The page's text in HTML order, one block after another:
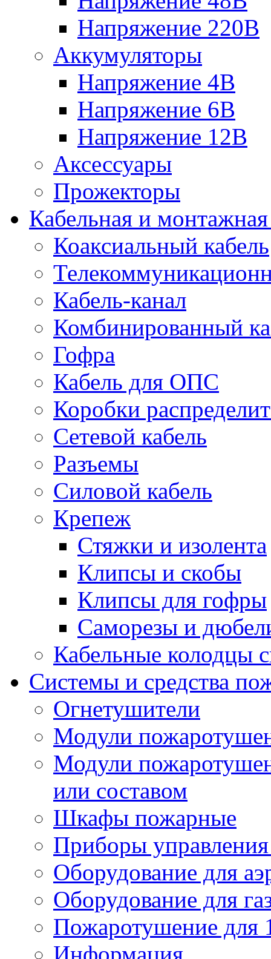
Напряжение 220В
Аккумуляторы
Напряжение 4В
Напряжение 6В
Напряжение 12В
Аксессуары
Прожекторы
Кабельная и
Коаксиальный кабель
Кабель-канал
Комбинированный
Гофра
Кабель для ОПС
Коробки
Сетевой кабель
Разъемы
Силовой кабель
Крепеж
Стяжки и изолента
Клипсы и скобы
Клипсы для гофры
Саморезы и
Кабельные колодцы
Системы и средства
Огнетушители
Модули
Модули
или составом
Шкафы пожарные
Приборы
Оборудование для
Оборудование для
Пожаротушение для